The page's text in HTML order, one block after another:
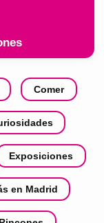
Comer
Exposiciones
en Madrid